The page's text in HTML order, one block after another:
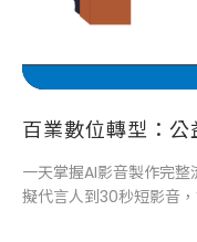
百業數位轉型：
一天掌握AI影音製作完
擬代言人到30秒短影音